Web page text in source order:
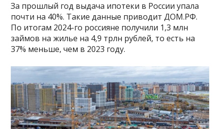
За прошлый год выдача ипотеки в России упала
почти на 40%. Такие данные приводит ДОМ.РФ.
По итогам 2024-го россияне получили 1,3 млн
займов на жилье на 4,9 трлн рублей, то есть на
37% меньше, чем в 2023 году.